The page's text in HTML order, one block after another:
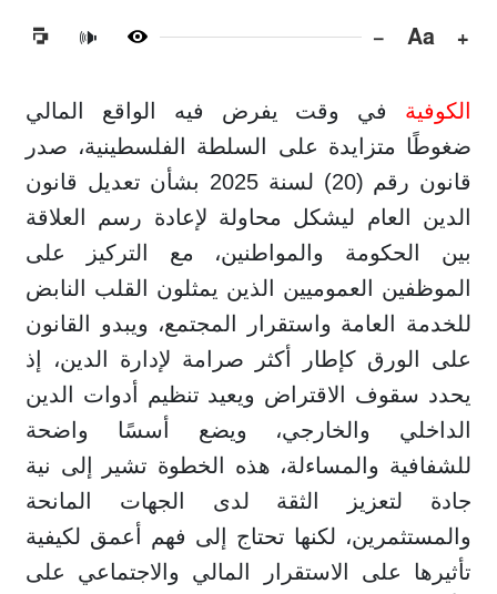
+
Aa
−
🔊
الكوفية في وقت يفرض فيه الواقع المالي
ضغوطًا متزايدة على السلطة الفلسطينية، صدر
قانون رقم (20) لسنة 2025 بشأن تعديل قانون
الدين العام ليشكل محاولة لإعادة رسم العلاقة
بين الحكومة والمواطنين، مع التركيز على
الموظفين العموميين الذين يمثلون القلب النابض
للخدمة العامة واستقرار المجتمع، ويبدو القانون
على الورق كإطار أكثر صرامة لإدارة الدين، إذ
يحدد سقوف الاقتراض ويعيد تنظيم أدوات الدين
الداخلي والخارجي، ويضع أسسًا واضحة
للشفافية والمساءلة، هذه الخطوة تشير إلى نية
جادة لتعزيز الثقة لدى الجهات المانحة
والمستثمرين، لكنها تحتاج إلى فهم أعمق لكيفية
تأثيرها على الاستقرار المالي والاجتماعي على